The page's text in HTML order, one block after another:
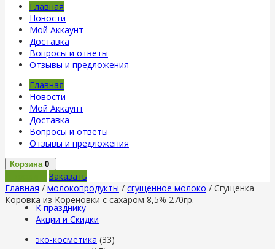
Главная
Новости
Мой Аккаунт
Доставка
Вопросы и ответы
Отзывы и предложения
Главная
Новости
Мой Аккаунт
Доставка
Вопросы и ответы
Отзывы и предложения
Корзина 0
Заказать
Главная / молокопродукты / сгущенное молоко / Сгущенка
Коровка из Кореновки с сахаром 8,5% 270гр.
К празднику
Акции и Скидки
эко-косметика (33)